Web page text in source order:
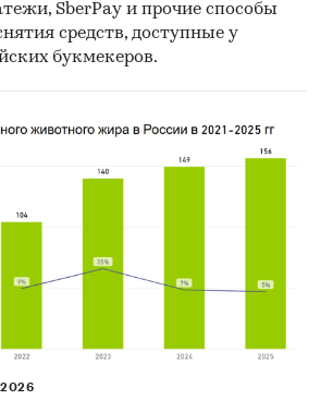
за последний доступный
за 2003-2025, прирост за
темпы прироста к
периоду предыдущего года
цены по месяцам, 2021-
цены к предыдущему
минимальные, средние
округа)
цены по кварталам 2017-
SberPay и прочие способы
средств, доступные у
букмекеров.